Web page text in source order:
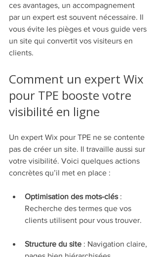
ces avantages, un accompagnement
par un expert est souvent nécessaire. Il
vous évite les pièges et vous guide vers
un site qui convertit vos visiteurs en
clients.
Comment un expert Wix
pour TPE booste votre
visibilité en ligne
Un expert Wix pour TPE ne se contente
pas de créer un site. Il travaille aussi sur
votre visibilité. Voici quelques actions
concrètes qu’il met en place :
Optimisation des mots-clés :
Recherche des termes que vos
clients utilisent pour vous trouver.
Structure du site : Navigation claire,